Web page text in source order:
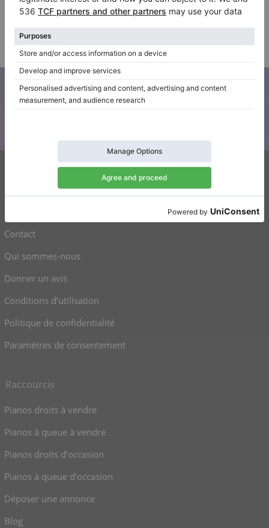
Prix de vente:
$8,896.91
Ville:Cavernago
Professionnel (Entreprise)/
Vendeur vérifié
S’abonner à notre newsletter
Restez au courant de toutes les nouvelles de Klaviano
Contact
Qui sommes-nous
Donner un avis
Conditions d’utilisation
Politique de confidentialité
Paramètres de consentement
Raccourcis
Pianos droits à vendre
Pianos à queue à vendre
Pianos droits d’occasion
Pianos à queue d’occasion
Déposer une annonce
Blog